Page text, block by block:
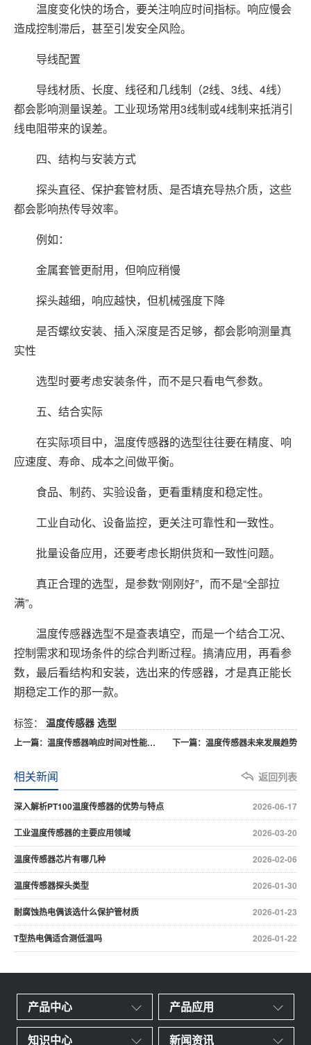
温度变化快的场合，要关注响应时间指标。响应慢会
造成控制滞后，甚至引发安全风险。
导线配置
导线材质、长度、线径和几线制（2线、3线、4线）
都会影响测量误差。工业现场常用3线制或4线制来抵消引
线电阻带来的误差。
四、结构与安装方式
探头直径、保护套管材质、是否填充导热介质，这些
都会影响热传导效率。
例如：
金属套管更耐用，但响应稍慢
探头越细，响应越快，但机械强度下降
是否螺纹安装、插入深度是否足够，都会影响测量真
实性
选型时要考虑安装条件，而不是只看电气参数。
五、结合实际
在实际项目中，温度传感器的选型往往要在精度、响
应速度、寿命、成本之间做平衡。
食品、制药、实验设备，更看重精度和稳定性。
工业自动化、设备监控，更关注可靠性和一致性。
批量设备应用，还要考虑长期供货和一致性问题。
真正合理的选型，是参数“刚刚好”，而不是“全部拉
满”。
温度传感器选型不是查表填空，而是一个结合工况、
控制需求和现场条件的综合判断过程。搞清应用，再看参
数，最后看结构和安装，选出来的传感器，才是真正能长
期稳定工作的那一款。
标签： 温度传感器 选型
上一篇：温度传感器响应时间对性能的影响 下一篇：温度传感器未来发展趋势
返回列表
相关新闻
2026-06-17
深入解析PT100温度传感器的优势与特点
2026-03-20
工业温度传感器的主要应用领域
2026-02-06
温度传感器芯片有哪几种
2026-01-30
温度传感器探头类型
2026-01-23
耐腐蚀热电偶该选什么保护管材质
2026-01-22
T型热电偶适合测低温吗
产品中心 产品应用
知识中心 新闻资讯